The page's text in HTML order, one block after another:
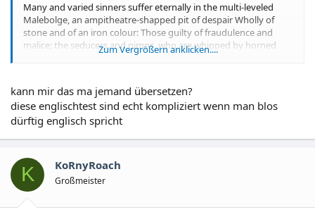
Many and varied sinners suffer eternally in the multi-leveled
Malebolge, an ampitheatre-shapped pit of despair Wholly of
stone and of an iron colour: Those guilty of fraudulence and
malice; the seducers and pimps, who are whipped by horned
demons; the hypocrites, who struggle to walk in lead-lined
holes, and whose feet are licked by flames, kick and writhe
desperately. The magicians, diviners, fortune tellers, and
panderers are all here, as are the thieves. Some wallow in human
you will want to put your hands over your ears because of the
lamentations of the sinners here, who are afflicted with scabs
like leprosy, and lay sick on the ground, furiously scratching their
with its hammer.
Zum Vergrößern anklicken....
kann mir das ma jemand übersetzen?
diese englischtest sind echt kompliziert wenn man blos
dürftig englisch spricht
K KoRnyRoach
Großmeister